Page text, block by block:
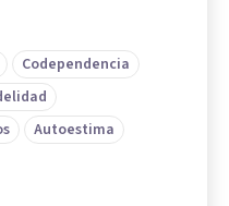
Codependencia
Autoestima